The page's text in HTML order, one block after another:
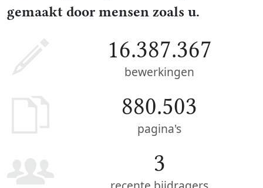
gemaakt door mensen zoals u.
16.387.367
bewerkingen
880.503
pagina's
3